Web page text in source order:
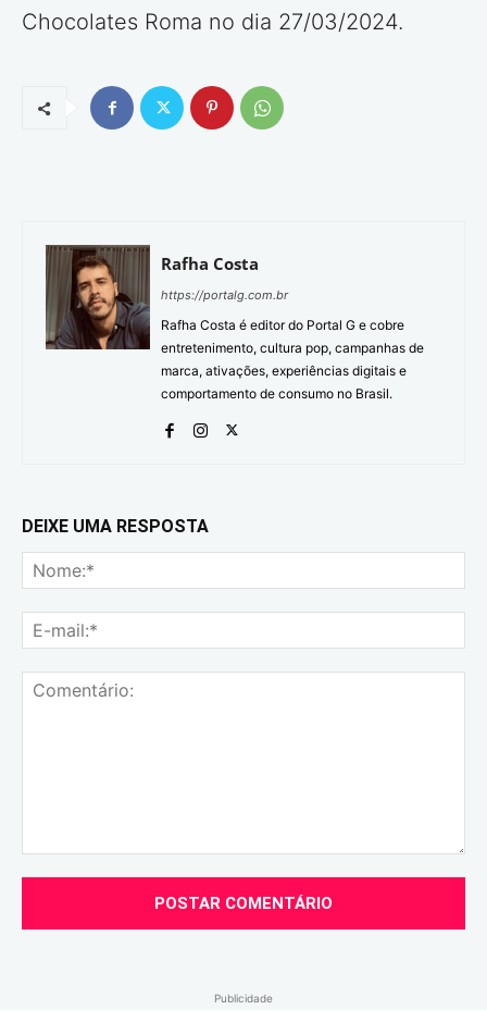
Chocolates Roma no dia 27/03/2024.
Rafha Costa
https://portalg.com.br
Rafha Costa é editor do Portal G e cobre
entretenimento, cultura pop, campanhas de
marca, ativações, experiências digitais e
comportamento de consumo no Brasil.
DEIXE UMA RESPOSTA
Publicidade